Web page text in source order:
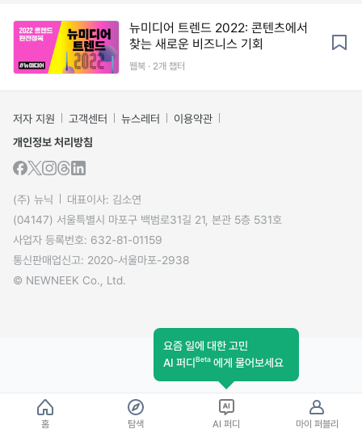
뉴미디어 트렌드 2022: 콘텐츠에서
찾는 새로운 비즈니스 기회
웹북 · 2개 챕터
저자 지원 고객센터 뉴스레터
이용약관
개인정보 처리방침
(주) 뉴닉
대표이사: 김소연
(04147) 서울특별시 마포구 백범로31길 21, 본관 5층 531호
사업자 등록번호: 632-81-01159
통신판매업신고: 2020-서울마포-2938
© NEWNEEK Co., Ltd.
홈 탐색
요즘 일에 대한 고민
AI 퍼디Beta 에게 물어보세요
AI 퍼디 마이 퍼블리